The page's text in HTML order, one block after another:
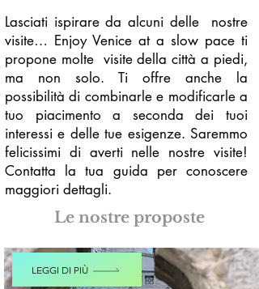
Lasciati ispirare da alcuni delle nostre
visite… Enjoy Venice at a slow pace ti
propone molte visite della città a piedi,
ma non solo. Ti offre anche la
possibilità di combinarle e modificarle a
tuo piacimento a seconda dei tuoi
interessi e delle tue esigenze. Saremmo
felicissimi di averti nelle nostre visite!
Contatta la tua guida per conoscere
maggiori dettagli.
Le nostre proposte
LEGGI DI PIÙ